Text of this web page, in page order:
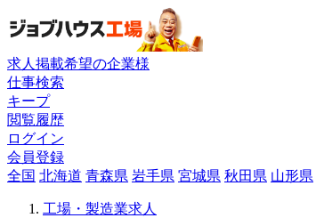
求人掲載希望の企業様
仕事検索
キープ
閲覧履歴
ログイン
会員登録
全国 北海道 青森県 岩手県 宮城県 秋田県 山形県
工場・製造業求人